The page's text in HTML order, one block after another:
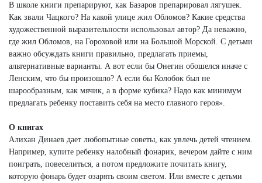
В школе книги препарируют, как Базаров препарировал лягушек.
Как звали Чацкого? На какой улице жил Обломов? Какие средства
художественной выразительности использовал автор? Да неважно,
где жил Обломов, на Гороховой или на Большой Морской. С детьми
важно обсуждать книги правильно, предлагать приемы,
альтернативные варианты. А вот если бы Онегин обошелся иначе с
Ленским, что бы произошло? А если бы Колобок был не
шарообразным, как мячик, а в форме кубика? Надо как минимум
предлагать ребенку поставить себя на место главного героя».
О книгах
Алихан Динаев дает любопытные советы, как увлечь детей чтением.
Например, купите ребенку налобный фонарик, вечером дайте с ним
поиграть, повеселиться, а потом предложите почитать книгу,
которую фонарь будет озарять своим светом. Или вместе с детьми